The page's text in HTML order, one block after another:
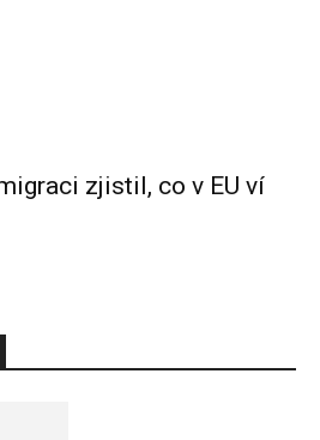
zjistil, co v EU ví